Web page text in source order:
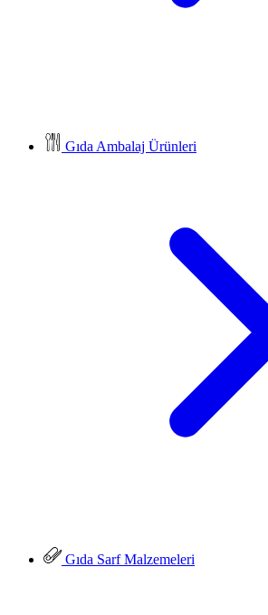
Gıda Ambalaj Ürünleri
Gıda Sarf Malzemeleri